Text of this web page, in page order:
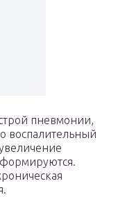
пневмонии,
воспалительный